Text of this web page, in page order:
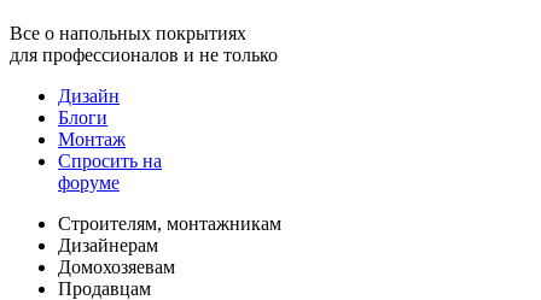
Все о напольных покрытиях
для профессионалов и не только
Дизайн
Блоги
Монтаж
Спросить на
форуме
Строителям, монтажникам
Дизайнерам
Домохозяевам
Продавцам